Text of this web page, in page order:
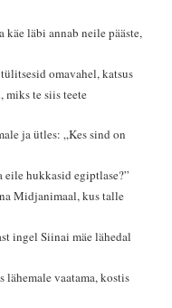
käe läbi annab neile pääste,
omavahel, katsus
miks te siis teete
ja ütles: „Kes sind on
eile hukkasid egiptlase?”
Midjanimaal, kus talle
ingel Siinai mäe lähedal
lähemale vaatama, kostis